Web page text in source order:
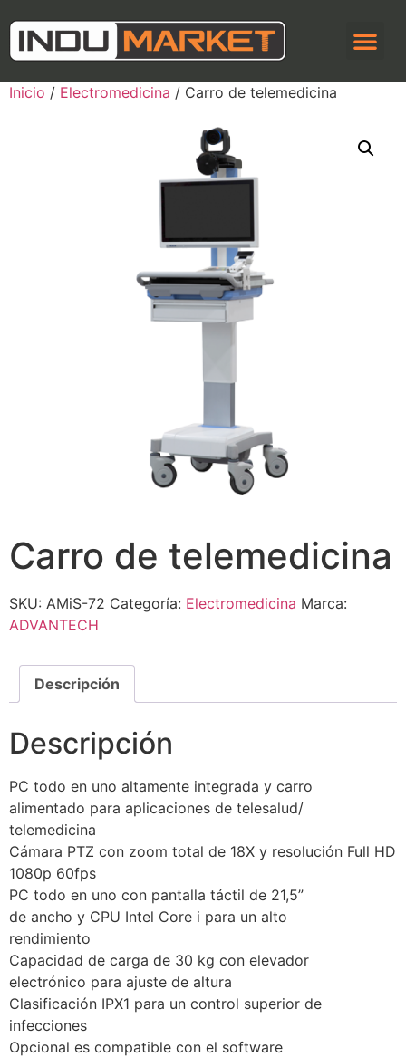
Inicio / Electromedicina / Carro de telemedicina
Carro de telemedicina
SKU: AMiS-72 Categoría: Electromedicina Marca:
ADVANTECH
Descripción
Descripción
PC todo en uno altamente integrada y carro
alimentado para aplicaciones de telesalud/
telemedicina
Cámara PTZ con zoom total de 18X y resolución Full HD
1080p 60fps
PC todo en uno con pantalla táctil de 21,5”
de ancho y CPU Intel Core i para un alto
rendimiento
Capacidad de carga de 30 kg con elevador
electrónico para ajuste de altura
Clasificación IPX1 para un control superior de
infecciones
Opcional es compatible con el software